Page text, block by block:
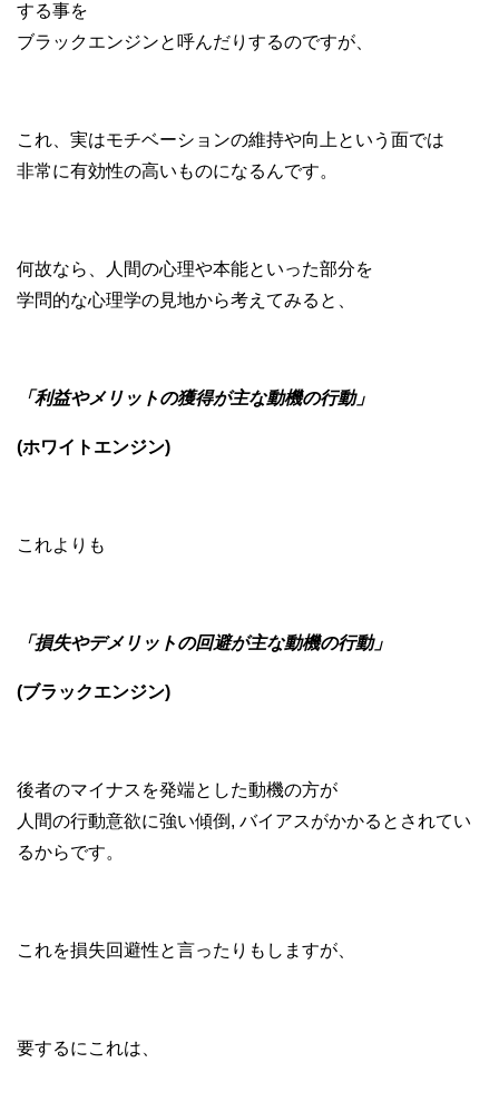
する事を
ブラックエンジンと呼んだりするのですが、
これ、実はモチベーションの維持や向上という面では
非常に有効性の高いものになるんです。
何故なら、人間の心理や本能といった部分を
学問的な心理学の見地から考えてみると、
「利益やメリットの獲得が主な動機の行動」
(ホワイトエンジン)
これよりも
「損失やデメリットの回避が主な動機の行動」
(ブラックエンジン)
後者のマイナスを発端とした動機の方が
人間の行動意欲に強い傾倒, バイアスがかかるとされてい
るからです。
これを損失回避性と言ったりもしますが、
要するにこれは、